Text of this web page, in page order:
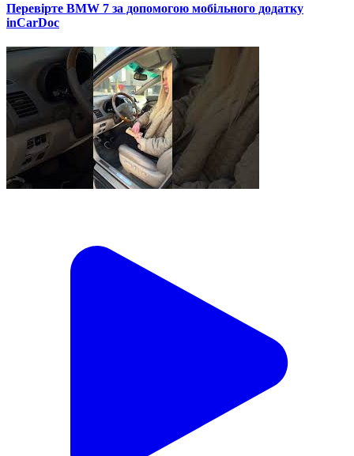
Перевірте BMW 7 за допомогою мобільного додатку
inCarDoc